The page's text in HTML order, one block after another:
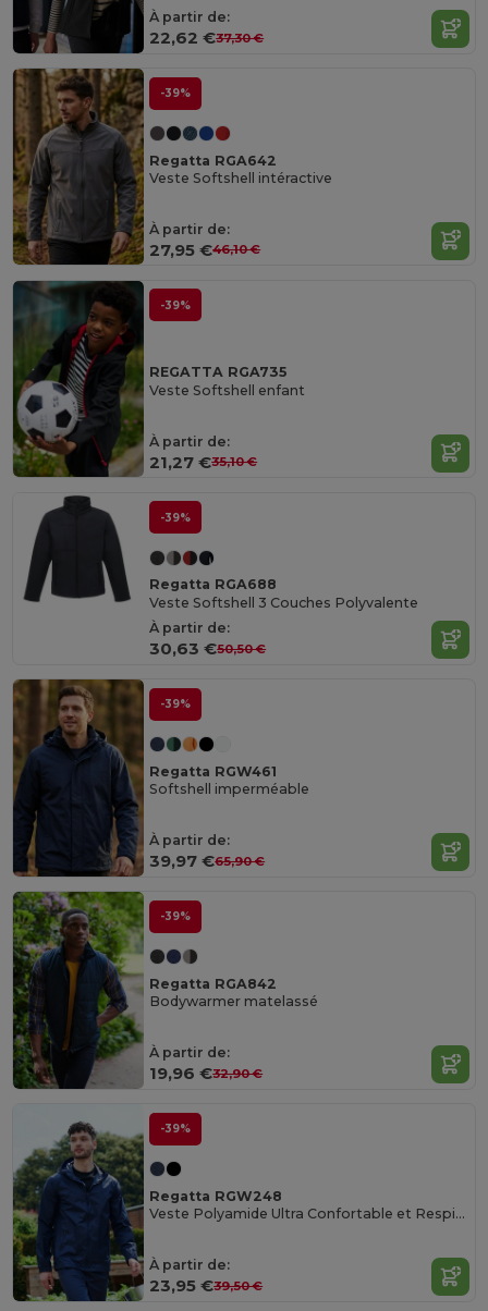
À partir de:
22,62 €37,30 €
-39%
Regatta RGA642
Veste Softshell intéractive
À partir de:
27,95 €46,10 €
-39%
REGATTA RGA735
Veste Softshell enfant
À partir de:
21,27 €35,10 €
-39%
Regatta RGA688
Veste Softshell 3 Couches Polyvalente
À partir de:
30,63 €50,50 €
-39%
Regatta RGW461
Softshell imperméable
À partir de:
39,97 €65,90 €
-39%
Regatta RGA842
Bodywarmer matelassé
À partir de:
19,96 €32,90 €
-39%
Regatta RGW248
Veste Polyamide Ultra Confortable et Respirante
À partir de:
23,95 €39,50 €